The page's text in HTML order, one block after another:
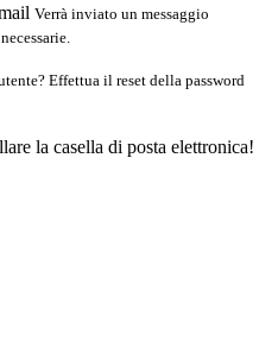
Verrà inviato un messaggio
Effettua il reset della password
la casella di posta elettronica!